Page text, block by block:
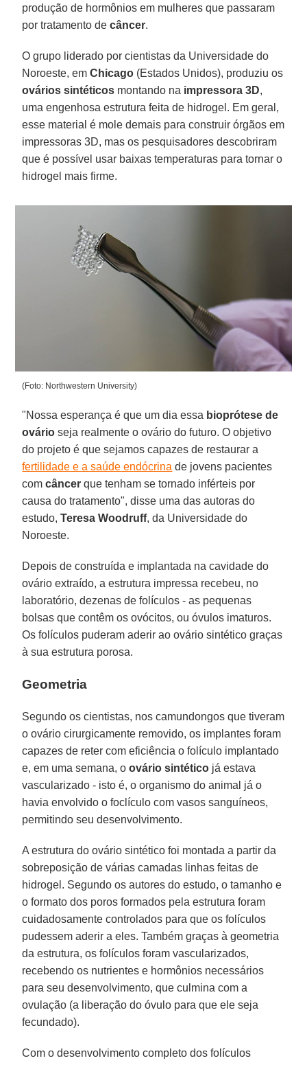
produção de hormônios em mulheres que passaram
por tratamento decâncer.
O grupo liderado por cientistas da Universidade do
Noroeste, emChicago (Estados Unidos), produziu os
ovários sintéticos montando na impressora 3D,
uma engenhosa estrutura feita de hidrogel. Em geral,
esse material é mole demais para construir órgãos em
impressoras 3D, mas os pesquisadores descobriram
que é possível usar baixas temperaturas para tornar o
hidrogel mais firme.
(Foto: Northwestern University)
"Nossa esperança é que um dia essa bioprótese de
ovário seja realmente o ovário do futuro. O objetivo
do projeto é que sejamos capazes de restaurar a
fertilidade e a saúde endócrina de jovens pacientes
comcâncer que tenham se tornado inférteis por
causa do tratamento", disse uma das autoras do
estudo,Teresa Woodruff, da Universidade do
Noroeste.
Depois de construída e implantada na cavidade do
ovário extraído, a estrutura impressa recebeu, no
laboratório, dezenas de folículos - as pequenas
bolsas que contêm os ovócitos, ou óvulos imaturos.
Os folículos puderam aderir ao ovário sintético graças
à sua estrutura porosa.
Geometria
Segundo os cientistas, nos camundongos que tiveram
o ovário cirurgicamente removido, os implantes foram
capazes de reter com eficiência o folículo implantado
e, em uma semana, oovário sintético já estava
vascularizado - isto é, o organismo do animal já o
havia envolvido o foclículo com vasos sanguíneos,
permitindo seu desenvolvimento.
A estrutura do ovário sintético foi montada a partir da
sobreposição de várias camadas linhas feitas de
hidrogel. Segundo os autores do estudo, o tamanho e
o formato dos poros formados pela estrutura foram
cuidadosamente controlados para que os folículos
pudessem aderir a eles. Também graças à geometria
da estrutura, os folículos foram vascularizados,
recebendo os nutrientes e hormônios necessários
para seu desenvolvimento, que culmina com a
ovulação (a liberação do óvulo para que ele seja
fecundado).
Com o desenvolvimento completo dos folículos